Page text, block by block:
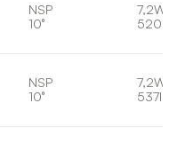
NSP
10°
7,2W
520lm
NSP
10°
7,2W
537lm